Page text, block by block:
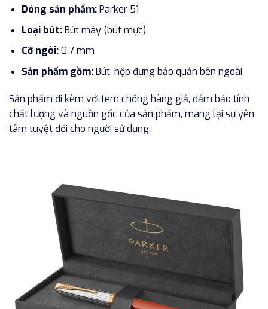
Dòng sản phẩm:Parker 51
Loại bút:Bút máy (bút mực)
Cỡ ngòi:0.7 mm
Sản phẩm gồm:Bút, hộp đựng bảo quản bên ngoài
Sản phẩm đi kèm với tem chống hàng giả, đảm bảo tính
chất lượng và nguồn gốc của sản phẩm, mang lại sự yên
tâm tuyệt đối cho người sử dụng.